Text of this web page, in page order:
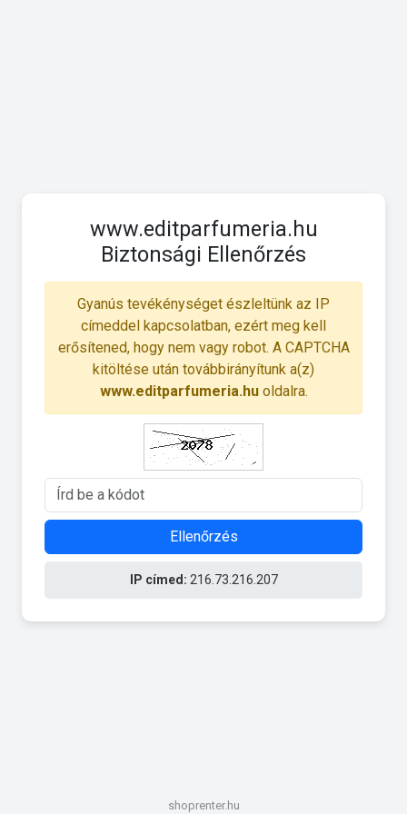
www.editparfumeria.hu
Biztonsági Ellenőrzés
Gyanús tevékénységet észleltünk az IP
címeddel kapcsolatban, ezért meg kell
erősítened, hogy nem vagy robot. A CAPTCHA
kitöltése után továbbirányítunk a(z)
www.editparfumeria.huoldalra.
Ellenőrzés
IP címed: 216.73.216.207
shoprenter.hu